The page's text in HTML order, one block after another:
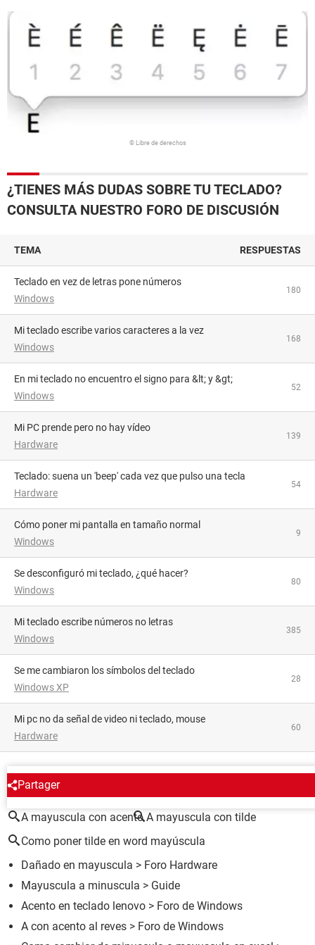
© Libre de derechos
¿TIENES MÁS DUDAS SOBRE TU TECLADO?
CONSULTA NUESTRO FORO DE DISCUSIÓN
TEMA RESPUESTAS
Teclado en vez de letras pone números
Windows
180
Mi teclado escribe varios caracteres a la vez
Windows
168
En mi teclado no encuentro el signo para &lt; y &gt;
Windows
52
Mi PC prende pero no hay vídeo
Hardware
139
Teclado: suena un 'beep' cada vez que pulso una tecla
Hardware
54
Cómo poner mi pantalla en tamaño normal
Windows
9
Se desconfiguró mi teclado, ¿qué hacer?
Windows
80
Mi teclado escribe números no letras
Windows
385
Se me cambiaron los símbolos del teclado
Windows XP
28
mi pc no da señal de video ni teclado, mouse
Hardware
60
Partager
ALREDEDOR DEL MISMO TEMA
A mayuscula con acento A mayuscula con tilde
Como poner tilde en word mayúscula
Dañado en mayuscula > Foro Hardware
Mayuscula a minuscula > Guide
Acento en teclado lenovo > Foro de Windows
A con acento al reves > Foro de Windows